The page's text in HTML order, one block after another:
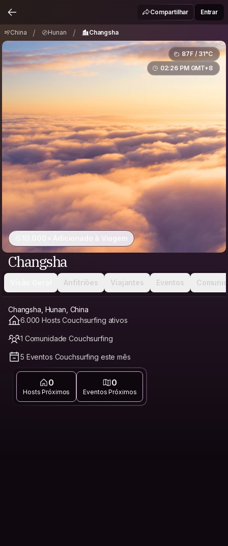
Changsha Compartilhar Entrar
China / Hunan / Changsha
87F / 31°C
02:26 PM GMT+8
10.000+ Adicionado à Viagem
Changsha
Anfitriões Viajantes Eventos
Changsha, Hunan, China
6.000 Hosts Couchsurfing ativos
1 Comunidade Couchsurfing
5 Eventos Couchsurfing este mês
0
Hosts Próximos
0
Eventos Próximos